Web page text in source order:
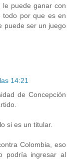
puede ganar con
todo por que es en
puede ser un juego
14:21
de Concepción
si es un titular.
Colombia, eso
podría ingresar al